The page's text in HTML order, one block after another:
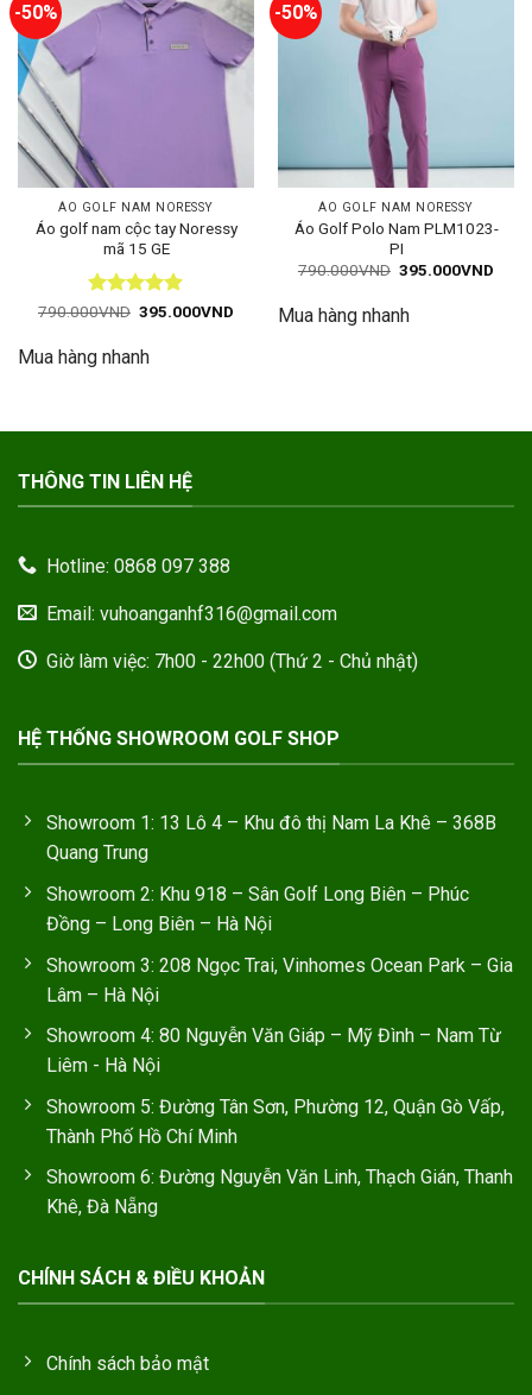
-50%
ÁO GOLF NAM NORESSY
Áo golf nam cộc tay Noressy
mã 15 GE
Được xếp
sao
790.000VND Giá
790.000VND.
395.000VND
Mua hàng nhanh
-50%
ÁO GOLF NAM NORESSY
Áo Golf Polo Nam PLM1023-
PI
790.000VND Giá
790.000VND.
395.000VND
Mua hàng nhanh
THÔNG TIN LIÊN HỆ
Hotline: 0868 097 388
Email: vuhoanganhf316@gmail.com
Giờ làm việc: 7h00 - 22h00 (Thứ 2 - Chủ nhật)
HỆ THỐNG SHOWROOM GOLF SHOP
Showroom 1: 13 Lô 4 – Khu đô thị Nam La Khê – 368B
Quang Trung
Showroom 2: Khu 918 – Sân Golf Long Biên – Phúc
Đồng – Long Biên – Hà Nội
Showroom 3: 208 Ngọc Trai, Vinhomes Ocean Park – Gia
Lâm – Hà Nội
Showroom 4: 80 Nguyễn Văn Giáp – Mỹ Đình – Nam Từ
Liêm - Hà Nội
Showroom 5: Đường Tân Sơn, Phường 12, Quận Gò Vấp,
Thành Phố Hồ Chí Minh
Showroom 6: Đường Nguyễn Văn Linh, Thạch Gián, Thanh
Khê, Đà Nẵng
CHÍNH SÁCH & ĐIỀU KHOẢN
Chính sách bảo mật